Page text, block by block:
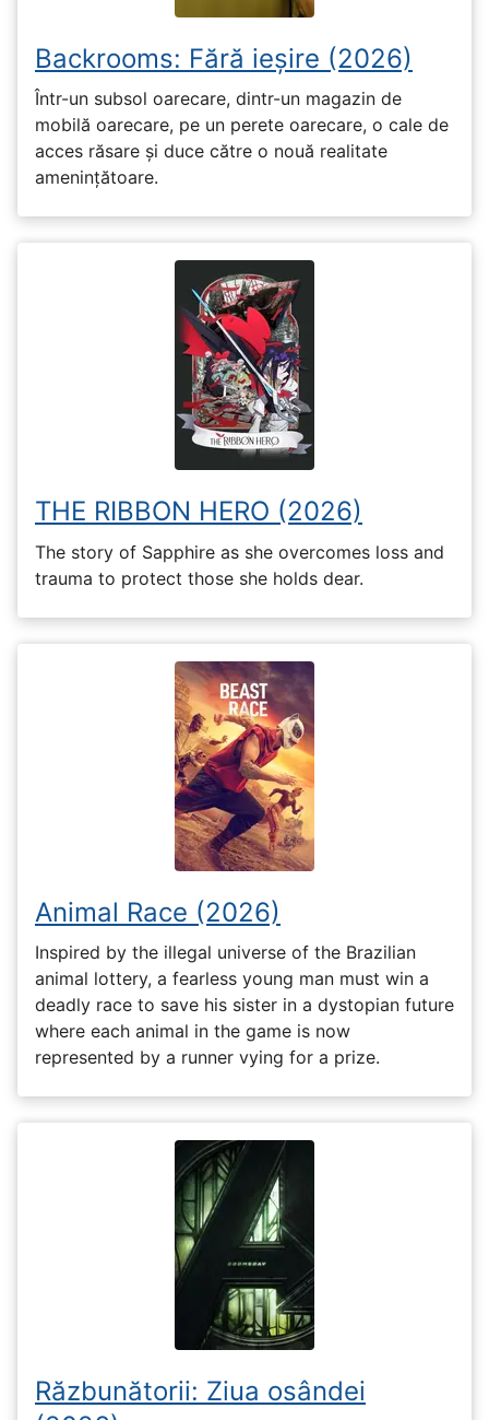
Backrooms: Fără ieșire (2026)
Într-un subsol oarecare, dintr-un magazin de
mobilă oarecare, pe un perete oarecare, o cale de
acces răsare și duce către o nouă realitate
amenințătoare.
THE RIBBON HERO (2026)
The story of Sapphire as she overcomes loss and
trauma to protect those she holds dear.
Animal Race (2026)
Inspired by the illegal universe of the Brazilian
animal lottery, a fearless young man must win a
deadly race to save his sister in a dystopian future
where each animal in the game is now
represented by a runner vying for a prize.
Răzbunătorii: Ziua osândei